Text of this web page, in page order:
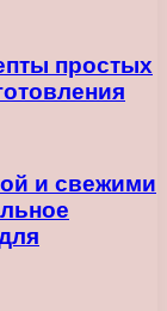
простых
и свежими